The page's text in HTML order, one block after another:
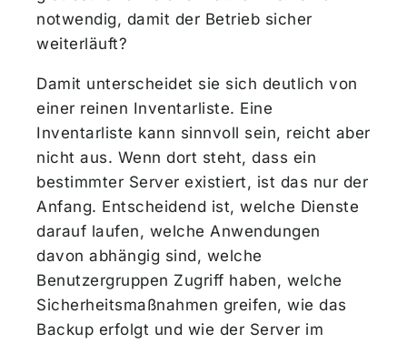
notwendig, damit der Betrieb sicher
weiterläuft?
Damit unterscheidet sie sich deutlich von
einer reinen Inventarliste. Eine
Inventarliste kann sinnvoll sein, reicht aber
nicht aus. Wenn dort steht, dass ein
bestimmter Server existiert, ist das nur der
Anfang. Entscheidend ist, welche Dienste
darauf laufen, welche Anwendungen
davon abhängig sind, welche
Benutzergruppen Zugriff haben, welche
Sicherheitsmaßnahmen greifen, wie das
Backup erfolgt und wie der Server im